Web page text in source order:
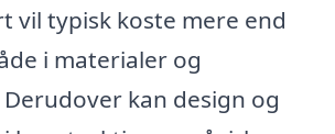
vil typisk koste mere end
i materialer og
kan design og